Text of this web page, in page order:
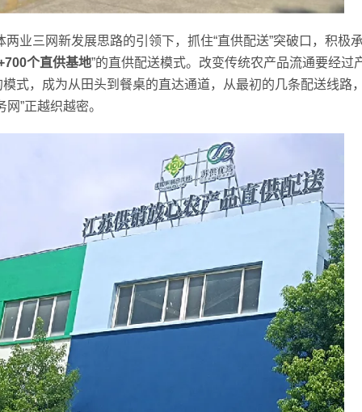
业三网新发展思路的引领下，抓住“直供配送”突破口，积极
个直供基地”的直供配送模式。改变传统农产品流通要经过
式，成为从田头到餐桌的直达通道，从最初的几条配送线路
”正越织越密。